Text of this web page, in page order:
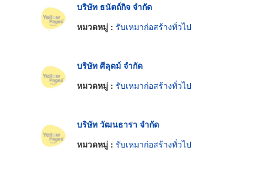
บริษัท ธนัตถ์กิจ จำกัด
หมวดหมู่ : รับเหมาก่อสร้างทั่วไป
บริษัท ศีลุตม์ จำกัด
หมวดหมู่ : รับเหมาก่อสร้างทั่วไป
บริษัท วัฒนธารา จำกัด
หมวดหมู่ : รับเหมาก่อสร้างทั่วไป